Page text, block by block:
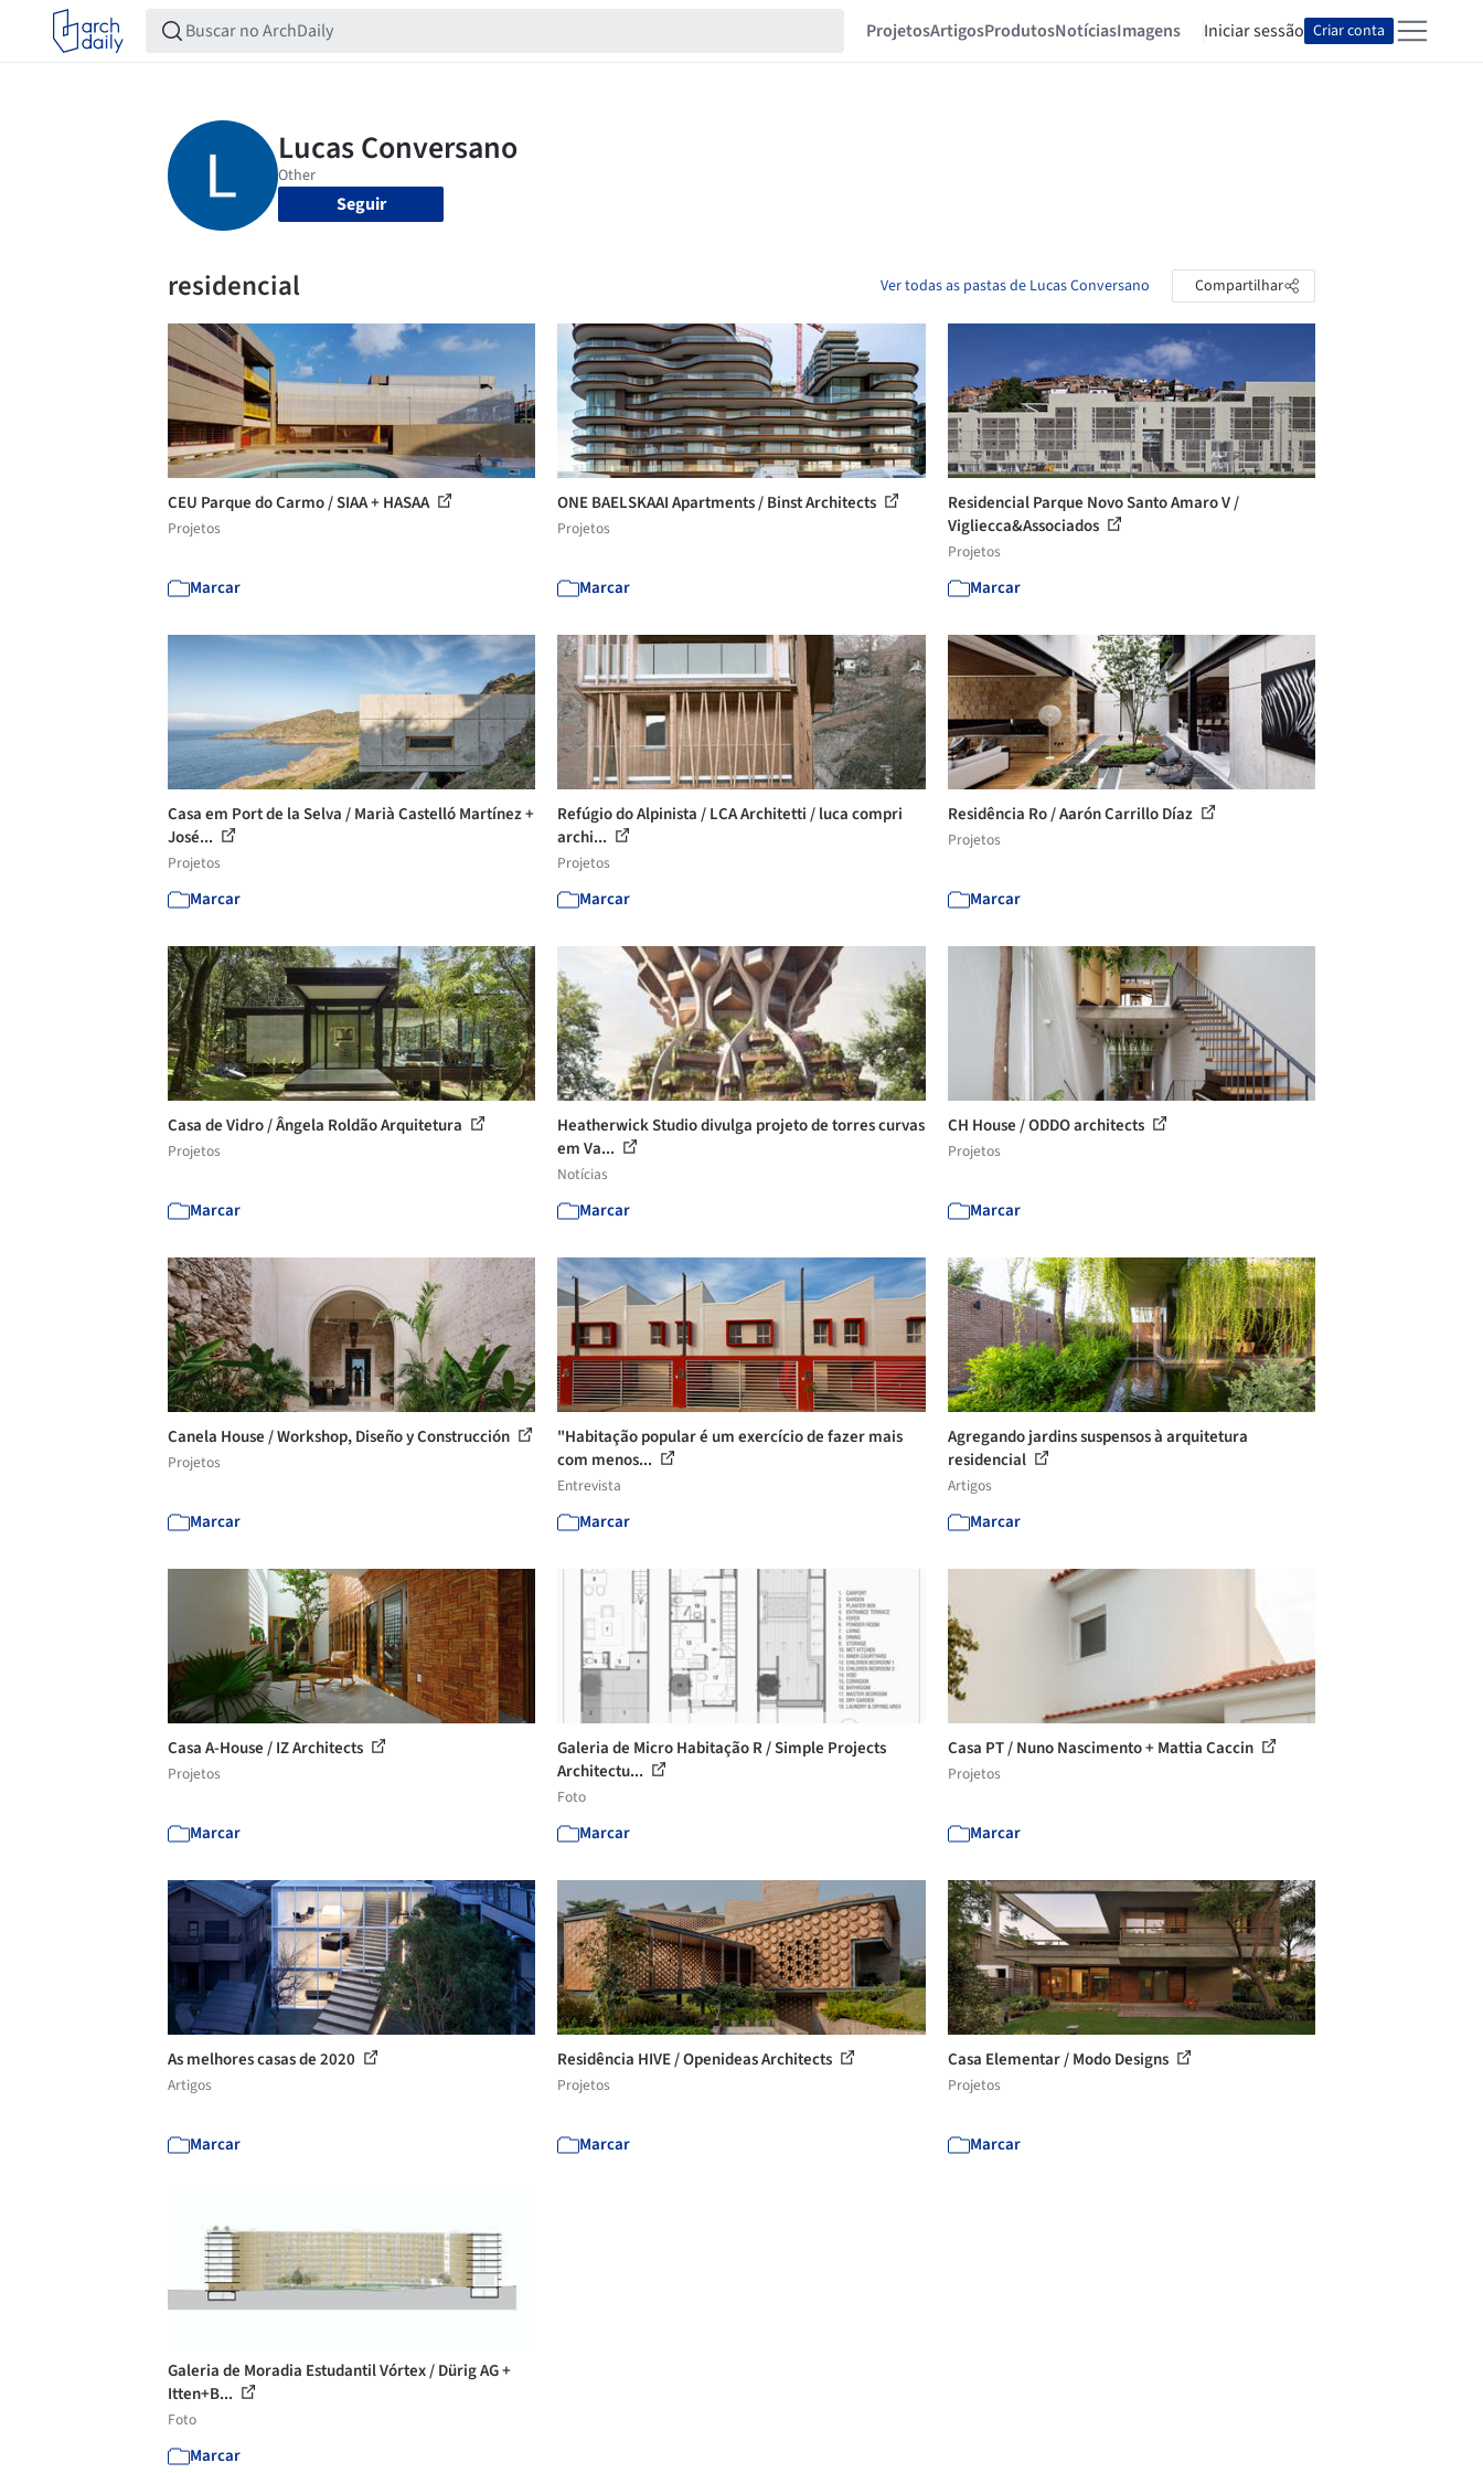
ProjetosArtigosProdutosNotíciasImagens Iniciar sessão Criar conta
Seguir
residencial Ver todas as pastas de Lucas Conversano Compartilhar
CEU Parque do Carmo / SIAA + HASAA
Projetos
Marcar
ONE BAELSKAAI Apartments / Binst Architects
Projetos
Marcar
Residencial Parque Novo Santo Amaro V /
Vigliecca&Associados
Projetos
Marcar
Casa em Port de la Selva / Marià Castelló Martínez +
José...
Projetos
Marcar
Refúgio do Alpinista / LCA Architetti / luca compri
archi...
Projetos
Marcar
Residência Ro / Aarón Carrillo Díaz
Projetos
Marcar
Casa de Vidro / Ângela Roldão Arquitetura
Projetos
Marcar
Heatherwick Studio divulga projeto de torres curvas
em Va...
Notícias
Marcar
CH House / ODDO architects
Projetos
Marcar
Canela House / Workshop, Diseño y Construcción
Projetos
Marcar
"Habitação popular é um exercício de fazer mais
com menos...
Entrevista
Marcar
Agregando jardins suspensos à arquitetura
residencial
Artigos
Marcar
Casa A-House / IZ Architects
Projetos
Marcar
Galeria de Micro Habitação R / Simple Projects
Architectu...
Foto
Marcar
Casa PT / Nuno Nascimento + Mattia Caccin
Projetos
Marcar
As melhores casas de 2020
Artigos
Marcar
Residência HIVE / Openideas Architects
Projetos
Marcar
Casa Elementar / Modo Designs
Projetos
Marcar
Galeria de Moradia Estudantil Vórtex / Dürig AG +
Itten+B...
Foto
Marcar